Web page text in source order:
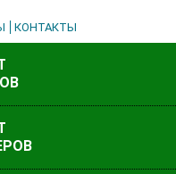
КОНТАКТЫ